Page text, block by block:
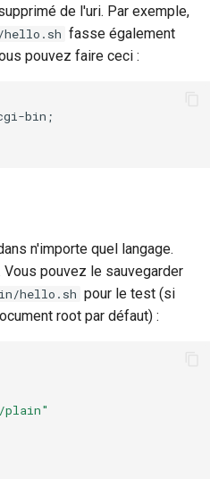
de l'uri. Par exemple,
fasse également
pouvez faire ceci :
bin;
n'importe quel langage.
pouvez le sauvegarder
hello.sh pour le test (si
root par défaut) :
plain"